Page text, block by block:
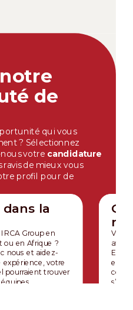
de
qui vous
? Sélectionnez
votre candidature
ravis de mieux vous
profil pour de
la
Group en
ou en Afrique ?
nous et aidez-
votre
pourraient trouver
Vous
avec